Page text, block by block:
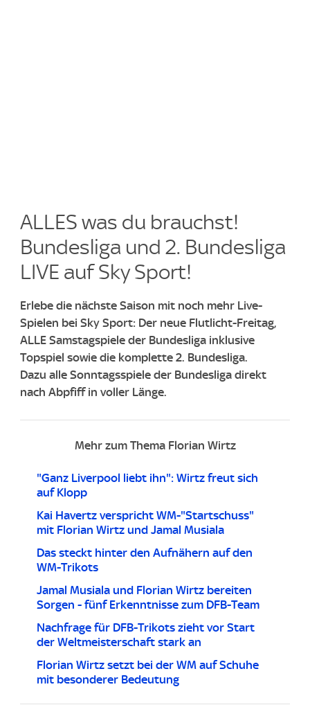
ALLES was du brauchst!
Bundesliga und 2. Bundesliga
LIVE auf Sky Sport!
​Erlebe die nächste Saison mit noch mehr Live-
Spielen bei Sky Sport: Der neue Flutlicht-Freitag,
ALLE Samstagspiele der Bundesliga inklusive
Topspiel sowie die komplette 2. Bundesliga. ​
Dazu alle Sonntagsspiele der Bundesliga direkt
nach Abpfiff in voller Länge. ​
Mehr zum Thema Florian Wirtz
"Ganz Liverpool liebt ihn": Wirtz freut sich
auf Klopp
Kai Havertz verspricht WM-"Startschuss"
mit Florian Wirtz und Jamal Musiala
Das steckt hinter den Aufnähern auf den
WM-Trikots
Jamal Musiala und Florian Wirtz bereiten
Sorgen - fünf Erkenntnisse zum DFB-Team
Nachfrage für DFB-Trikots zieht vor Start
der Weltmeisterschaft stark an
Florian Wirtz setzt bei der WM auf Schuhe
mit besonderer Bedeutung